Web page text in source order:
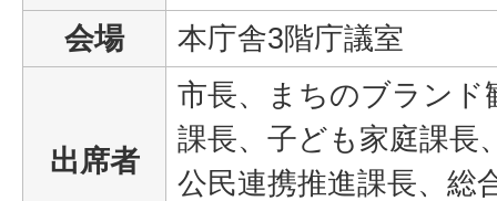
会場
本庁舎3階庁議室
出席者
市長、まちのブランド
課長、子ども家庭課長
公民連携推進課長、総